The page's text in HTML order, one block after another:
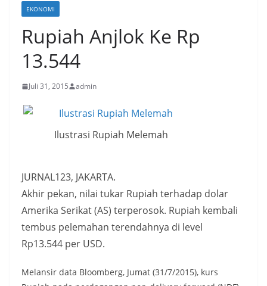
EKONOMI
Rupiah Anjlok Ke Rp
13.544
Juli 31, 2015 admin
Ilustrasi Rupiah Melemah
JURNAL123, JAKARTA.
Akhir pekan, nilai tukar Rupiah terhadap dolar
Amerika Serikat (AS) terperosok. Rupiah kembali
tembus pelemahan terendahnya di level
Rp13.544 per USD.
Melansir data Bloomberg, Jumat (31/7/2015), kurs